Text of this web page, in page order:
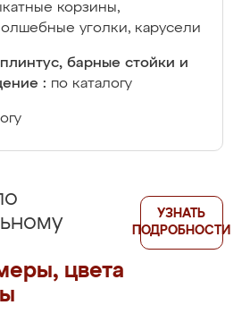
корзины,
уголки, карусели
барные стойки и
: по каталогу
цвета
УЗНАТЬ
ПОДРОБНОСТИ